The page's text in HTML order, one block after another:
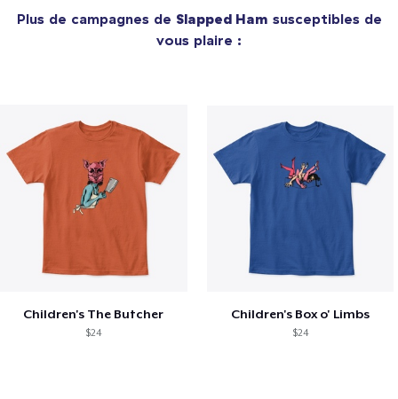
Plus de campagnes de Slapped Ham susceptibles de
vous plaire :
Children's The Butcher
$24
Children's Box o' Limbs
$24